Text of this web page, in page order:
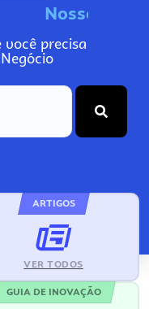
Noss
precisa
ARTIGOS
VER TODOS
GUIA DE INOVAÇÃO